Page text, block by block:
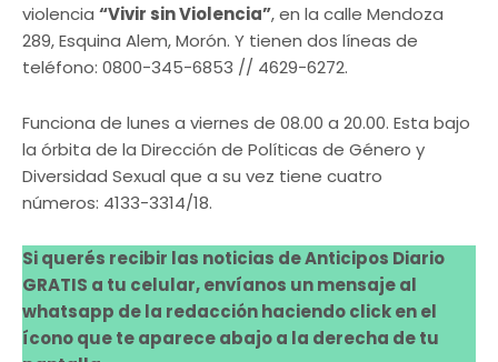
violencia “Vivir sin Violencia”, en la calle Mendoza
289, Esquina Alem, Morón. Y tienen dos líneas de
teléfono: 0800-345-6853 // 4629-6272.
Funciona de lunes a viernes de 08.00 a 20.00. Esta bajo
la órbita de la Dirección de Políticas de Género y
Diversidad Sexual que a su vez tiene cuatro
números: 4133-3314/18.
Si querés recibir las noticias de Anticipos Diario
GRATIS a tu celular, envíanos un mensaje al
whatsapp de la redacción haciendo click en el
ícono que te aparece abajo a la derecha de tu